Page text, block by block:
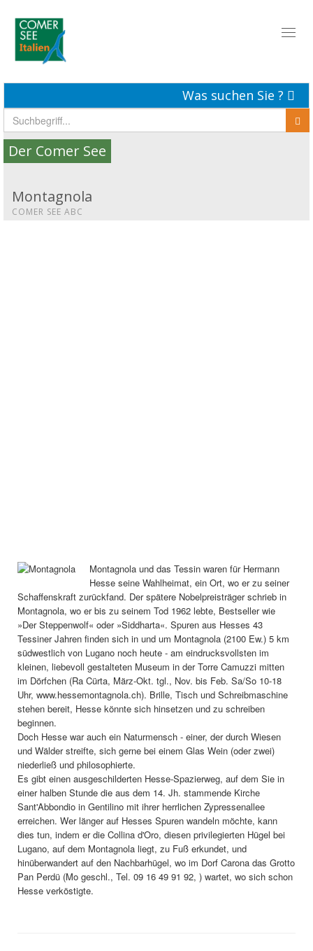
Was suchen Sie ?
Der Comer See
Montagnola
COMER SEE ABC
Montagnola und das Tessin waren für Hermann
Hesse seine Wahlheimat, ein Ort, wo er zu seiner
Schaffenskraft zurückfand. Der spätere Nobelpreisträger schrieb in
Montagnola, wo er bis zu seinem Tod 1962 lebte, Bestseller wie
»Der Steppenwolf« oder »Siddharta«. Spuren aus Hesses 43
Tessiner Jahren finden sich in und um Montagnola (2100 Ew.) 5 km
südwestlich von Lugano noch heute - am eindrucksvollsten im
kleinen, liebevoll gestalteten Museum in der Torre Camuzzi mitten
im Dörfchen (Ra Cürta, März-Okt. tgl., Nov. bis Feb. Sa/So 10-18
Uhr, www.hessemontagnola.ch). Brille, Tisch und Schreibmaschine
stehen bereit, Hesse könnte sich hinsetzen und zu schreiben
beginnen.
Doch Hesse war auch ein Naturmensch - einer, der durch Wiesen
und Wälder streifte, sich gerne bei einem Glas Wein (oder zwei)
niederließ und philosophierte.
Es gibt einen ausgeschilderten Hesse-Spazierweg, auf dem Sie in
einer halben Stunde die aus dem 14. Jh. stammende Kirche
Sant'Abbondio in Gentilino mit ihrer herrlichen Zypressenallee
erreichen. Wer länger auf Hesses Spuren wandeln möchte, kann
dies tun, indem er die Collina d'Oro, diesen privilegierten Hügel bei
Lugano, auf dem Montagnola liegt, zu Fuß erkundet, und
hinüberwandert auf den Nachbarhügel, wo im Dorf Carona das Grotto
Pan Perdü (Mo geschl., Tel. 09 16 49 91 92, ) wartet, wo sich schon
Hesse verköstigte.